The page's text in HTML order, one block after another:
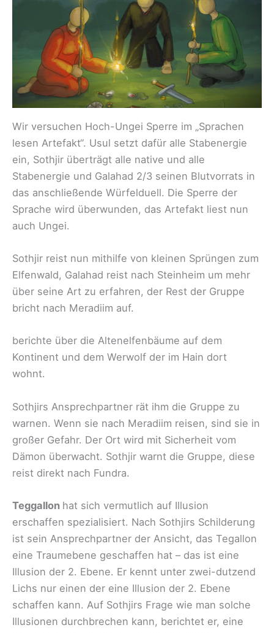
Wir versuchen Hoch-Ungei Sperre im „Sprachen
lesen Artefakt“. Usul setzt dafür alle Stabenergie
ein, Sothjir überträgt alle native und alle
Stabenergie und Galahad 2/3 seinen Blutvorrats in
das anschließende Würfelduell. Die Sperre der
Sprache wird überwunden, das Artefakt liest nun
auch Ungei.
Sothjir reist nun mithilfe von kleinen Sprüngen zum
Elfenwald, Galahad reist nach Steinheim um mehr
über seine Art zu erfahren, der Rest der Gruppe
bricht nach Meradiim auf.
berichte über die Altenelfenbäume auf dem
Kontinent und dem Werwolf der im Hain dort
wohnt.
Sothjirs Ansprechpartner rät ihm die Gruppe zu
warnen. Wenn sie nach Meradiim reisen, sind sie in
großer Gefahr. Der Ort wird mit Sicherheit vom
Dämon überwacht. Sothjir warnt die Gruppe, diese
reist direkt nach Fundra.
Teggallon hat sich vermutlich auf Illusion
erschaffen spezialisiert. Nach Sothjirs Schilderung
ist sein Ansprechpartner der Ansicht, das Tegallon
eine Traumebene geschaffen hat – das ist eine
Illusion der 2. Ebene. Er kennt unter zwei-dutzend
Lichs nur einen der eine Illusion der 2. Ebene
schaffen kann. Auf Sothjirs Frage wie man solche
Illusionen durchbrechen kann, berichtet er, eine